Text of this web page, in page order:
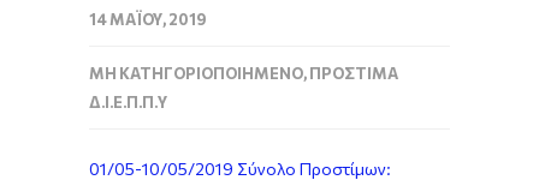
14 ΜΑΪ́ΟΥ, 2019
ΜΗ ΚΑΤΗΓΟΡΙΟΠΟΙΗΜΈΝΟ,ΠΡΌΣΤΙΜΑ
Δ.Ι.Ε.Π.Π.Υ
01/05-10/05/2019 Σύνολο Προστίμων: